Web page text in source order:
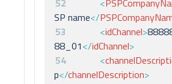
52
<
SP name</
53
<idChannel>
88_01</idChannel>
54
<
p</channelDescription>